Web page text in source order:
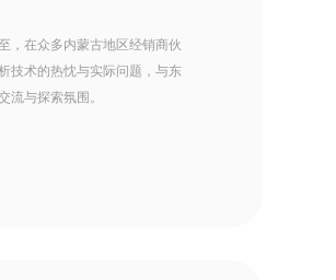
，在众多内蒙古地区经销商伙
技术的热忱与实际问题，与东
与探索氛围。